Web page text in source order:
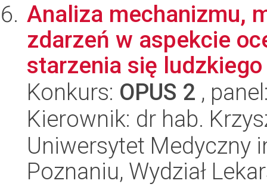
Analiza mechanizmu,
zdarzeń w aspekcie
starzenia się
Konkurs: OPUS 2 ,
Kierownik: dr hab.
Uniwersytet Medyczny
Poznaniu, Wydział